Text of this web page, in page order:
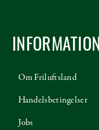
INFORMATION
Om Friluftsland
Handelsbetingelser
Jobs